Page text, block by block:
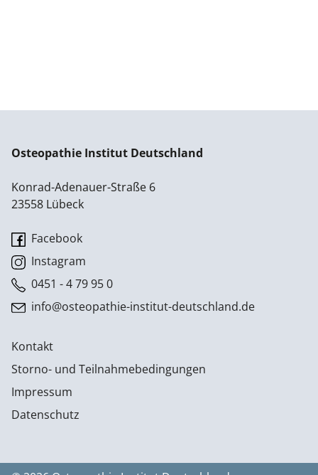
Osteopathie Institut Deutschland
Konrad-Adenauer-Straße 6
23558 Lübeck
Facebook
Instagram
0451 - 4 79 95 0
info@osteopathie-institut-deutschland.de
Kontakt
Storno- und Teilnahmebedingungen
Impressum
Datenschutz